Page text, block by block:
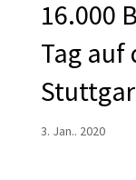
16.000
Tag auf
3. Jan.. 2020